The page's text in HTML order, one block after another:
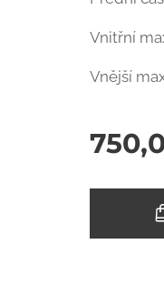
Vnitřní
Vnější